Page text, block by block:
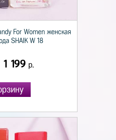
For Women женская
SHAIK W 18
1 199 р.